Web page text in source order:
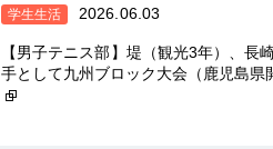
学生生活 2026.06.03
【男子テニス部】堤（観光3年）、長
手として九州ブロック大会（鹿児島県